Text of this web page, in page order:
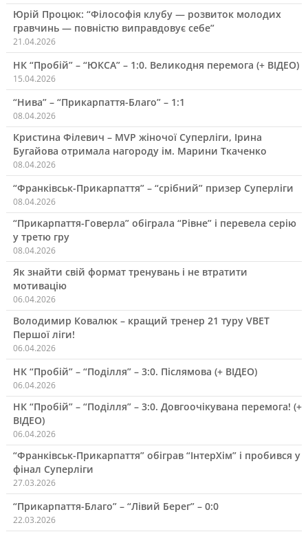
Юрій Процюк: “Філософія клубу — розвиток молодих
гравчинь — повністю виправдовує себе”
21.04.2026
НК “Пробій” – “ЮКСА” – 1:0. Великодня перемога (+ ВІДЕО)
15.04.2026
“Нива” – “Прикарпаття-Благо” – 1:1
08.04.2026
Кристина Філевич – MVP жіночої Суперліги, Ірина
Бугайова отримала нагороду ім. Марини Ткаченко
08.04.2026
“Франківськ-Прикарпаття” – “срібний” призер Суперліги
08.04.2026
“Прикарпаття-Говерла” обіграла “Рівне” і перевела серію
у третю гру
08.04.2026
Як знайти свій формат тренувань і не втратити
мотивацію
06.04.2026
Володимир Ковалюк – кращий тренер 21 туру VBET
Першої ліги!
06.04.2026
НК “Пробій” – “Поділля” – 3:0. Післямова (+ ВІДЕО)
06.04.2026
НК “Пробій” – “Поділля” – 3:0. Довгоочікувана перемога! (+
ВІДЕО)
06.04.2026
“Франківськ-Прикарпаття” обіграв “ІнтерХім” і пробився у
фінал Суперліги
27.03.2026
“Прикарпаття-Благо” – “Лівий Берег” – 0:0
22.03.2026